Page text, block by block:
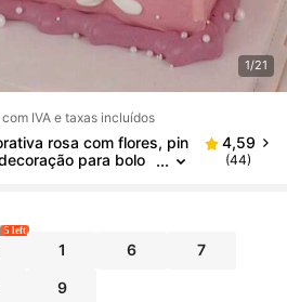
1/21
IVA e taxas incluídos
rosa com flores, pin
para bolo
de género, despedida
4,59
(44)
5 left
1 6 7
9